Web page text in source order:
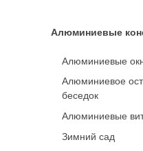
Алюминиевые
Алюминиевые
Алюминиевое
беседок
Алюминиевые
Зимний сад